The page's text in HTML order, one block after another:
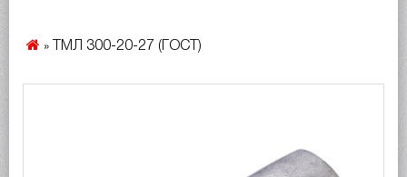
» ТМЛ 300-20-27 (ГОСТ)